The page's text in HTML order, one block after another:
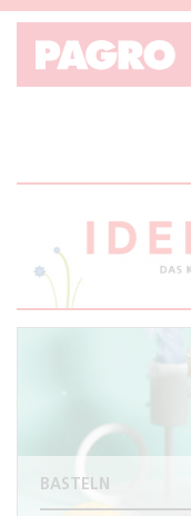
BASTELN